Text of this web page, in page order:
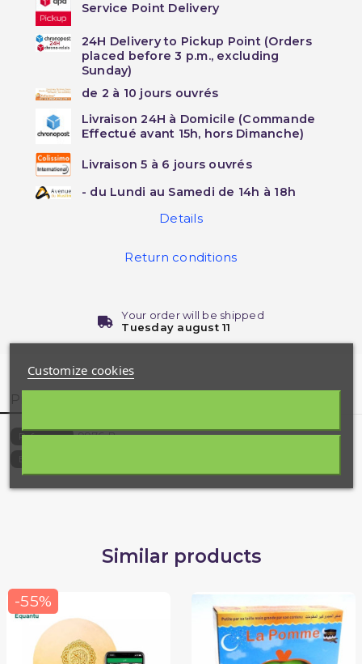
Service Point Delivery
24H Delivery to Pickup Point (Orders
placed before 3 p.m., excluding
Sunday)
de 2 à 10 jours ouvrés
Livraison 24H à Domicile (Commande
Effectué avant 15h, hors Dimanche)
Livraison 5 à 6 jours ouvrés
- du Lundi au Samedi de 14h à 18h
Details
Return conditions
Your order will be shipped
Tuesday august 11
Product Details
Reference 9976-B
EAN13
Similar products
-55%
Customize cookies